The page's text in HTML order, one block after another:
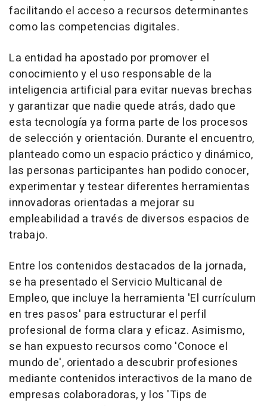
facilitando el acceso a recursos determinantes
como las competencias digitales.
La entidad ha apostado por promover el
conocimiento y el uso responsable de la
inteligencia artificial para evitar nuevas brechas
y garantizar que nadie quede atrás, dado que
esta tecnología ya forma parte de los procesos
de selección y orientación. Durante el encuentro,
planteado como un espacio práctico y dinámico,
las personas participantes han podido conocer,
experimentar y testear diferentes herramientas
innovadoras orientadas a mejorar su
empleabilidad a través de diversos espacios de
trabajo.
Entre los contenidos destacados de la jornada,
se ha presentado el Servicio Multicanal de
Empleo, que incluye la herramienta 'El currículum
en tres pasos' para estructurar el perfil
profesional de forma clara y eficaz. Asimismo,
se han expuesto recursos como 'Conoce el
mundo de', orientado a descubrir profesiones
mediante contenidos interactivos de la mano de
empresas colaboradoras, y los 'Tips de